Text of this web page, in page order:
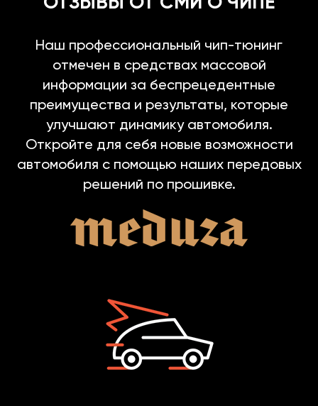
Наш профессиональный чип-тюнинг
отмечен в средствах массовой
информации за беспрецедентные
преимущества и результаты, которые
улучшают динамику автомобиля.
Откройте для себя новые возможности
автомобиля с помощью наших передовых
решений по прошивке.